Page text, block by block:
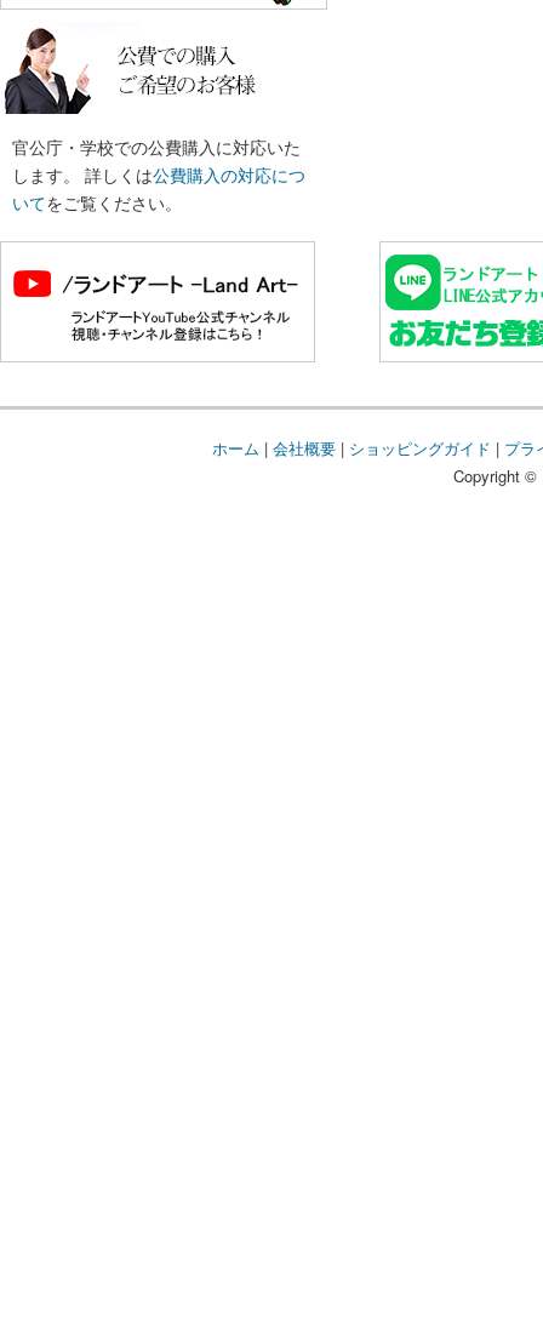
官公庁・学校での公費購入に対応いた
します。 詳しくは公費購入の対応につ
いてをご覧ください。
ホーム | 会社概要| ショッピングガイド | プラ
Copyright ©